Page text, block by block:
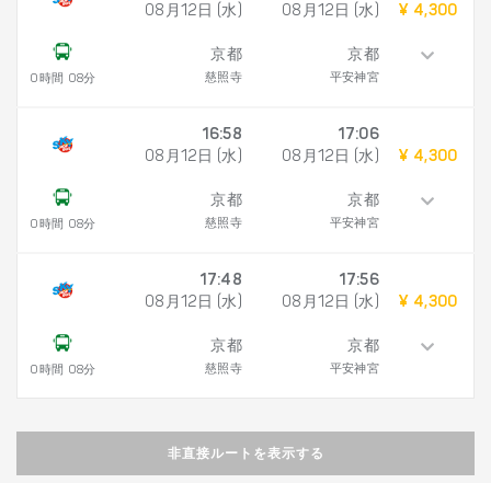
0時間 08分
08月12日 (水)
京都
慈照寺
08月12日 (水)
京都
平安神宮
¥ 4,300
0時間 08分
16:58
08月12日 (水)
京都
慈照寺
17:06
08月12日 (水)
京都
平安神宮
¥ 4,300
0時間 08分
17:48
08月12日 (水)
京都
慈照寺
17:56
08月12日 (水)
京都
平安神宮
¥ 4,300
非直接ルートを表示する